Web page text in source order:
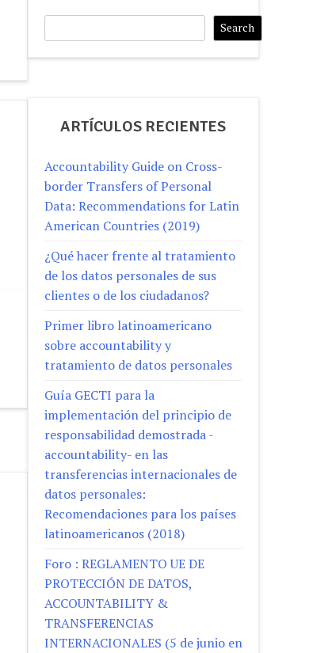
Search
ARTÍCULOS RECIENTES
Accountability Guide on Cross-
border Transfers of Personal
Data: Recommendations for Latin
American Countries (2019)
¿Qué hacer frente al tratamiento
de los datos personales de sus
clientes o de los ciudadanos?
Primer libro latinoamericano
sobre accountability y
tratamiento de datos personales
Guía GECTI para la
implementación del principio de
responsabilidad demostrada -
accountability- en las
transferencias internacionales de
datos personales:
Recomendaciones para los países
latinoamericanos (2018)
Foro : REGLAMENTO UE DE
PROTECCIÓN DE DATOS,
ACCOUNTABILITY &
TRANSFERENCIAS
INTERNACIONALES (5 de junio en